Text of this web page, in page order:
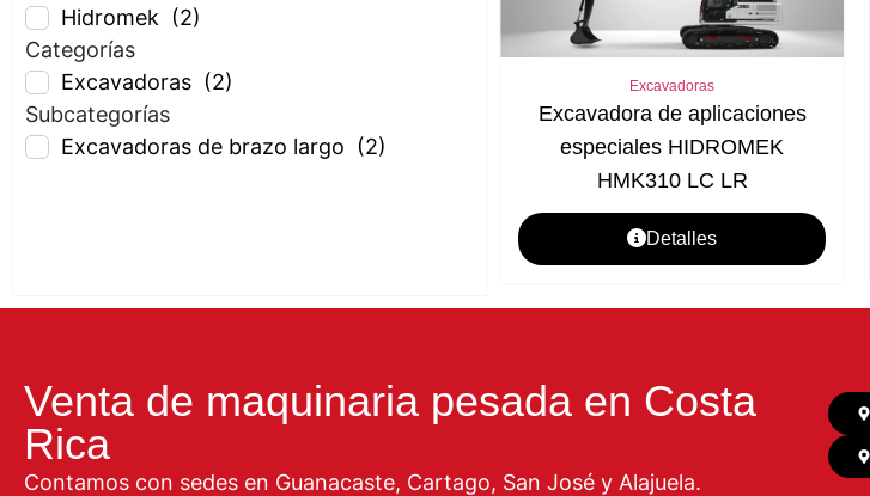
Hidromek (2)
Categorías
Excavadoras (2)
Subcategorías
Excavadoras de brazo largo
(2)
Excavadoras
Excavadora de aplicaciones
especiales HIDROMEK
HMK310 LC LR
Detalles
Venta de maquinaria pesada en Costa
Rica
Contamos con sedes en Guanacaste, Cartago, San José y Alajuela.